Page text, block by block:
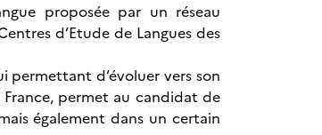
proposée par un réseau
d’Etude de Langues des
d’évoluer vers son
permet au candidat de
également dans un certain